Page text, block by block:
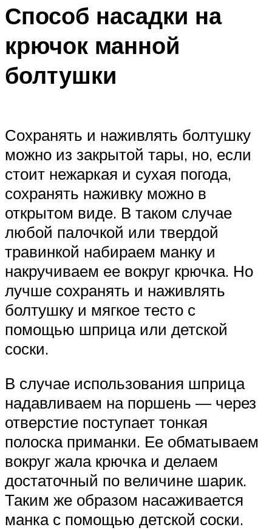
Способ насадки на
крючок манной
болтушки
Сохранять и наживлять болтушку
можно из закрытой тары, но, если
стоит нежаркая и сухая погода,
сохранять наживку можно в
открытом виде. В таком случае
любой палочкой или твердой
травинкой набираем манку и
накручиваем ее вокруг крючка. Но
лучше сохранять и наживлять
болтушку и мягкое тесто с
помощью шприца или детской
соски.
В случае использования шприца
надавливаем на поршень — через
отверстие поступает тонкая
полоска приманки. Ее обматываем
вокруг жала крючка и делаем
достаточный по величине шарик.
Таким же образом насаживается
манка с помощью детской соски.